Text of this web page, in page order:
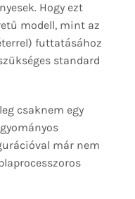
Hogy ezt
modell, mint az
futtatásához
standard
csaknem egy
már nem